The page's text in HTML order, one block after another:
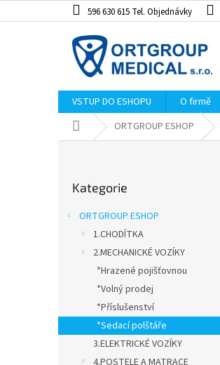
na
596 630 615 Tel. Objednávky
VSTUP DO ESHOPU O firmě
Domů ORTGROUP ESHOP
n
e
kategorie
Kategorie
ORTGROUP ESHOP
1.CHODÍTKA
2.MECHANICKÉ VOZÍKY
*Hrazené pojišťovnou
*Volný prodej
*Příslušenství
*Sedací polštáře
3.ELEKTRICKÉ VOZÍKY
4.POSTELE A MATRACE